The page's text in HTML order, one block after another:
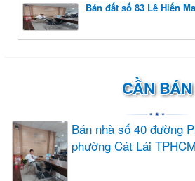
Bán đất số 83 Lê Hiến
CẦN BÁN
Bán nhà số 40 đường
phường Cát Lái TPHCM